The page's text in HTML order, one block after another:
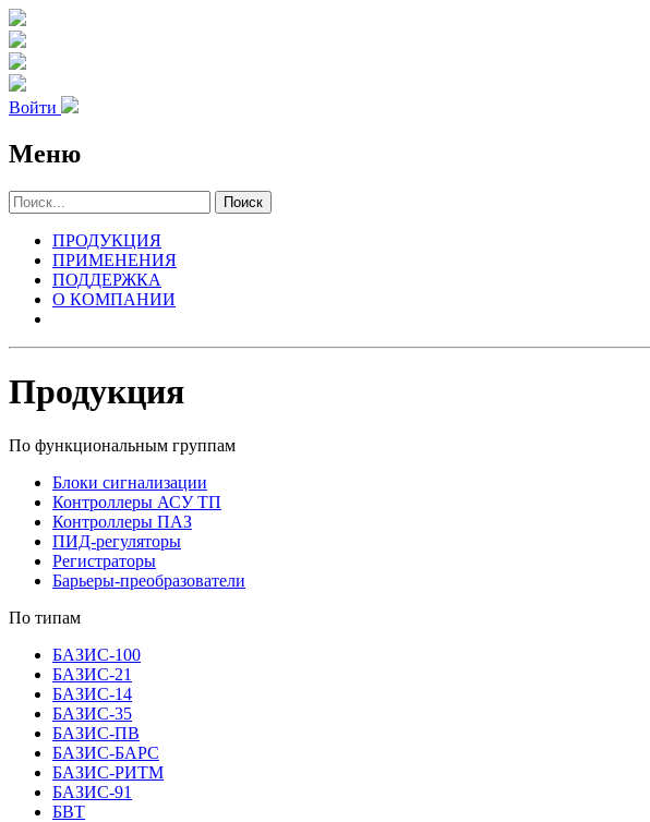
Войти
Меню
Поиск
ПРОДУКЦИЯ
ПРИМЕНЕНИЯ
ПОДДЕРЖКА
О КОМПАНИИ
Продукция
По функциональным группам
Блоки сигнализации
Контроллеры АСУ ТП
Контроллеры ПАЗ
ПИД-регуляторы
Регистраторы
Барьеры-преобразователи
По типам
БАЗИС-100
БАЗИС-21
БАЗИС-14
БАЗИС-35
БАЗИС-ПВ
БАЗИС-БАРС
БАЗИС-РИТМ
БАЗИС-91
БВТ